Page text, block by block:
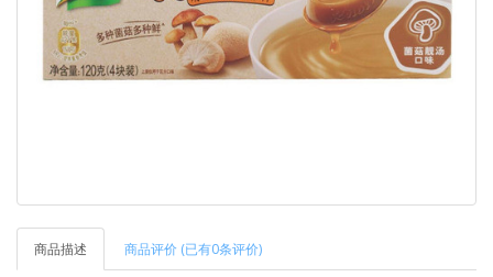
商品描述 商品评价 (已有0条评价)